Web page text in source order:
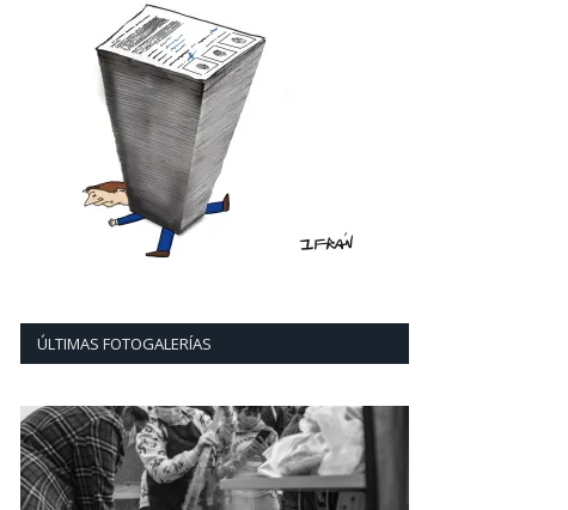
ÚLTIMAS FOTOGALERÍAS